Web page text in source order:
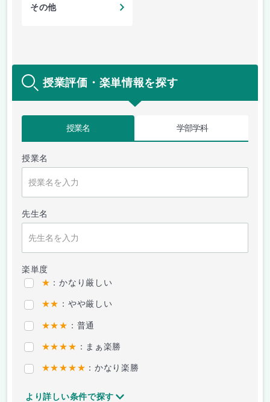
その他
授業評価・楽単情報を探す
授業名 学部学科
授業名
先生名
楽単度
★ ：かなり厳しい
★★ ：やや厳しい
★★★ ：普通
★★★★ ：まぁ楽勝
★★★★★ ：かなり楽勝
より詳しい条件で探す